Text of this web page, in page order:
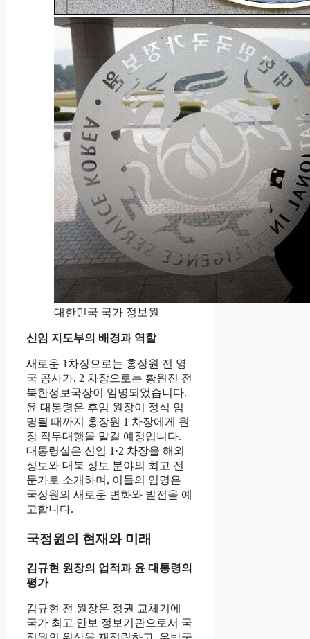
대한민국 국가 정보원
신임 지도부의 배경과 역할
새로운 1차장으로는 홍장원 전 영
국 공사가, 2 차장으로는 황원진 전
북한정보국장이 임명되었습니다.
윤 대통령은 후임 원장이 정식 임
명될 때까지 홍장원 1 차장에게 원
장 직무대행을 맡길 예정입니다.
대통령실은 신임 1·2 차장을 해외
정보와 대북 정보 분야의 최고 전
문가로 소개하며, 이들의 임명은
국정원의 새로운 변화와 발전을 예
고합니다.
국정원의 현재와 미래
김규현 원장의 업적과 윤 대통령의
평가
김규현 전 원장은 정권 교체기에
국가 최고 안보 정보기관으로서 국